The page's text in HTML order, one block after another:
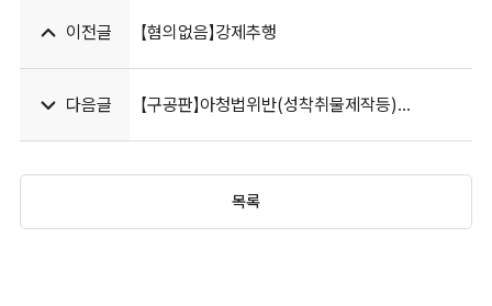
이전글 【혐의없음】강제추행
다음글
【구공판】아청법위반(성착취물제작등)
목록